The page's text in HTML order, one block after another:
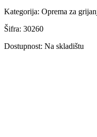
Kategorija: Oprema za
Šifra: 30260
Dostupnost: Na skladištu